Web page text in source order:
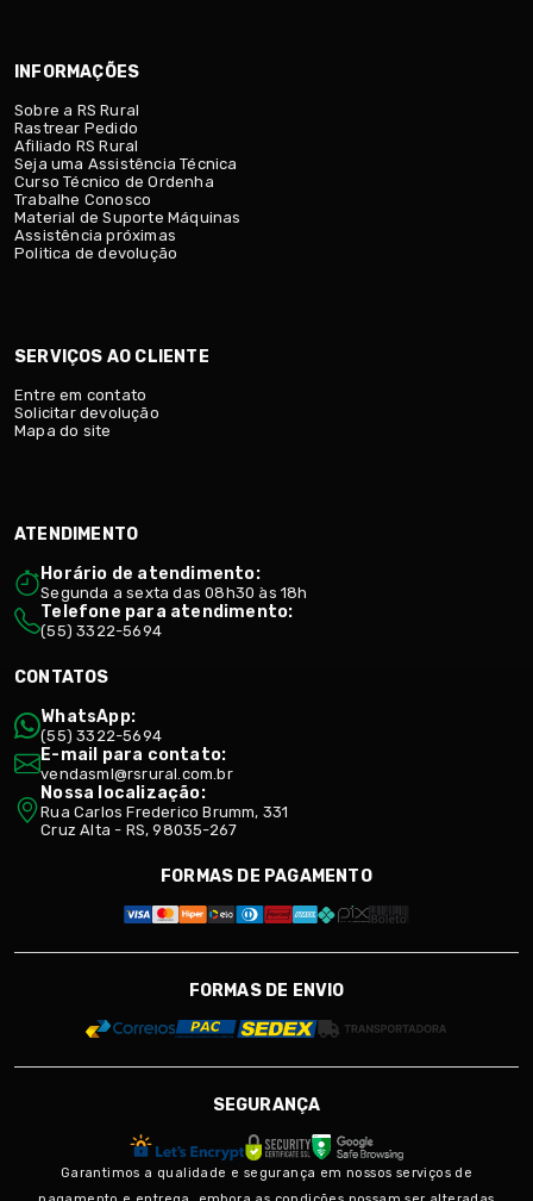
INFORMAÇÕES
Sobre a RS Rural
Rastrear Pedido
Afiliado RS Rural
Seja uma Assistência Técnica
Curso Técnico de Ordenha
Trabalhe Conosco
Material de Suporte Máquinas
Assistência próximas
Politica de devolução
SERVIÇOS AO CLIENTE
Entre em contato
Solicitar devolução
Mapa do site
ATENDIMENTO
Horário de atendimento:
Segunda a sexta das 08h30 às 18h
Telefone para atendimento:
(55) 3322-5694
CONTATOS
WhatsApp:
(55) 3322-5694
E-mail para contato:
vendasml@rsrural.com.br
Nossa localização:
Rua Carlos Frederico Brumm, 331
Cruz Alta - RS, 98035-267
FORMAS DE PAGAMENTO
FORMAS DE ENVIO
SEGURANÇA
Garantimos a qualidade e segurança em nossos serviços de